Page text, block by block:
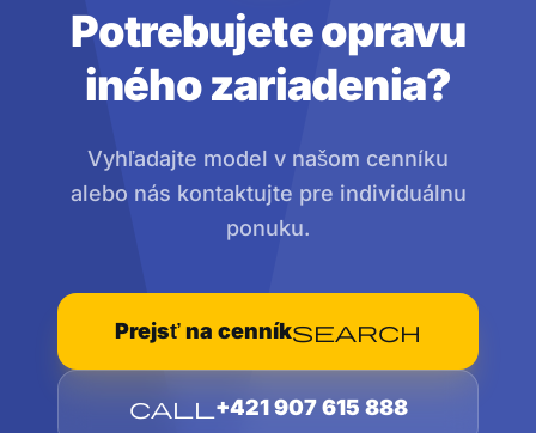
Potrebujete opravu
iného zariadenia?
Vyhľadajte model v našom cenníku
alebo nás kontaktujte pre individuálnu
ponuku.
Prejsť na cenníksearch
call +421 907 615 888